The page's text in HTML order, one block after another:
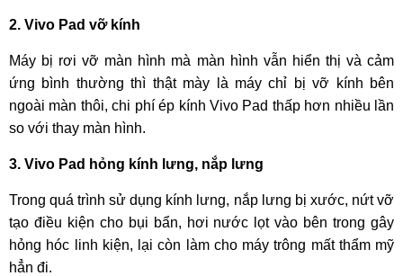
Viên pin 8040mAh cùng sạc nhanh 44W
Vivo Pad sở hữu viên pin 8040mAh. Đây không phải một
dung lượng pin quá lớn tuy nhiên nếu xét về kích thước
2. Vivo Pad vỡ kính
Máy bị rơi vỡ màn hình mà màn hình vẫn hiển thị và cảm
ứng bình thường thì thật mày là máy chỉ bị vỡ kính bên
ngoài màn thôi, chi phí ép kính Vivo Pad thấp hơn nhiều lần
so với thay màn hình.
3. Vivo Pad hỏng kính lưng, nắp lưng
Trong quá trình sử dụng kính lưng, nắp lưng bị xước, nứt vỡ
tạo điều kiện cho bụi bẩn, hơi nước lọt vào bên trong gây
hỏng hóc linh kiện, lại còn làm cho máy trông mất thẩm mỹ
hẳn đi.